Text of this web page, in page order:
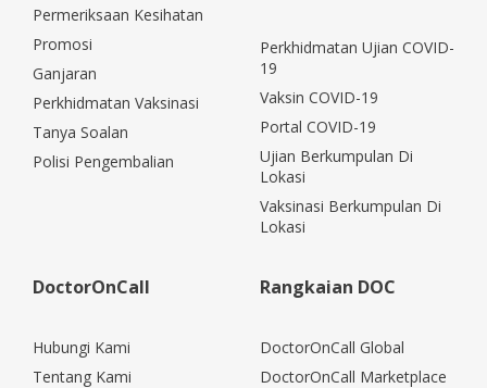
Permeriksaan Kesihatan
Promosi
Ganjaran
Perkhidmatan Vaksinasi
Tanya Soalan
Polisi Pengembalian
Perkhidmatan Ujian COVID-
19
Vaksin COVID-19
Portal COVID-19
Ujian Berkumpulan Di
Lokasi
Vaksinasi Berkumpulan Di
Lokasi
DoctorOnCall
Hubungi Kami
Tentang Kami
Rangkaian DOC
DoctorOnCall Global
DoctorOnCall Marketplace